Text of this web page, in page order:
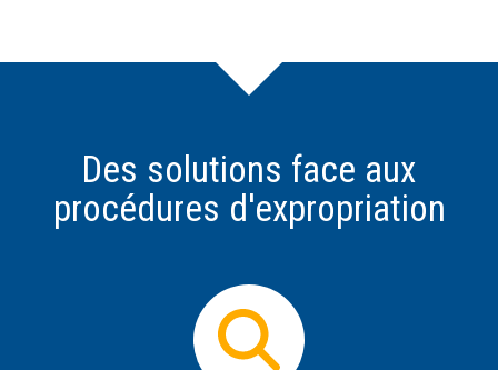
Des solutions face aux
procédures d'expropriation